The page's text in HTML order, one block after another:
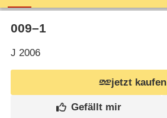
009⁠–⁠1
J 2006
jetzt kaufen